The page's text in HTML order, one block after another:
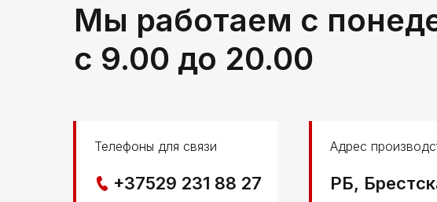
Телефоны для связи
+37529 231 88 27
Адрес
РБ,
Мы работаем с
с 9.00 до 20.00